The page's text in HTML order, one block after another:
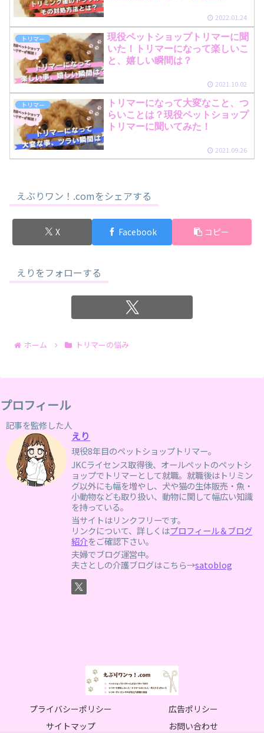
2022.01.24
トリマー
現役ペットショップトリマーに聞
いた！トリマーになって楽しいこ
と、嬉しい瞬間は？
2021.10.02
トリマー
トリマーになって大変なこと、つ
らいことは？現役ペットショップ
トリマーに聞いてみた！
2021.09.26
えぶりワン！.comをシェアする
X Facebook コピー
えりをフォローする
ホーム トリマーの悩み
プロフィール
記事を監修した人
えり
現役8年目のペットショップトリマー。
JKCライセンス取得後、オールペットのペットシ
ョップでトリマーとして就職。就職後はトリミン
グ以外にも幅を増やし、犬や猫の生体販売・魚・
小動物なども取り扱い、動物に関して幅広い知識
を持っている。
当サイトはリンクフリーです。
リンクについて、詳しくはプロフィール＆ブログ
紹介をご確認下さい。
夫婦でブログ運営中。
夫さとしの介護ブログはこちら→satoblog
プライバシーポリシー
広告ポリシー
サイトマップ
お問い合わせ